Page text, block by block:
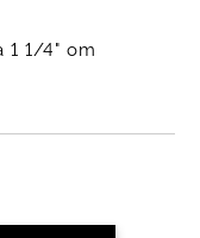
1 1/4" от
на 6